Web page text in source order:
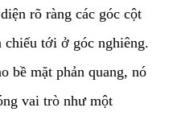
rõ ràng các góc cột
chiếu tới ở góc nghiêng.
bề mặt phản quang, nó
vai trò như một